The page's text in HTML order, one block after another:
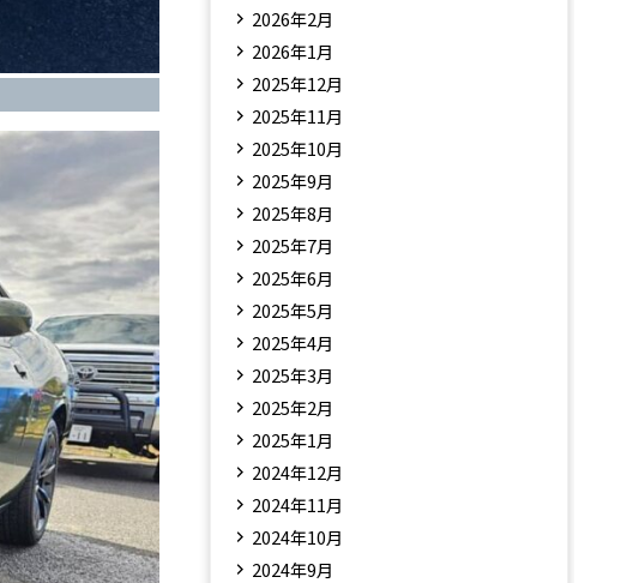
2026年2月
2026年1月
2025年12月
2025年11月
2025年10月
2025年9月
2025年8月
2025年7月
2025年6月
2025年5月
2025年4月
2025年3月
2025年2月
2025年1月
2024年12月
2024年11月
2024年10月
2024年9月